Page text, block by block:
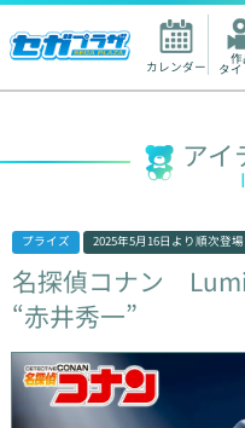
カレンダー 作
タ
人気ワード
アイ
プライズ 2025年5月16日 より順次登場
名探偵コナン
“赤井秀一”